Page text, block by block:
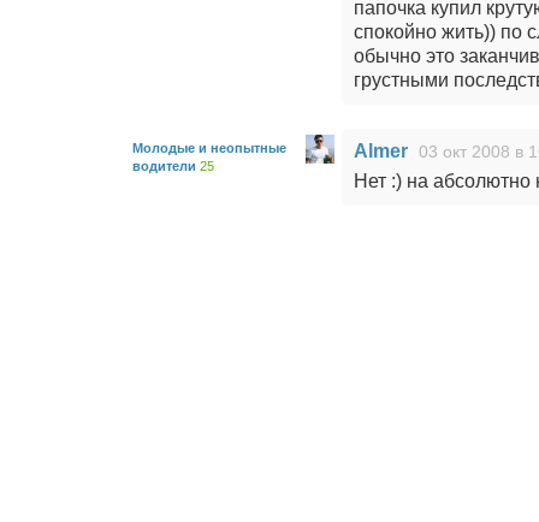
папочка купил
спокойно жить)) по
обычно это
грустными
Молодые и неопытные
водители 25
Almer 03 окт 2008 в
Нет :) на абсолютно